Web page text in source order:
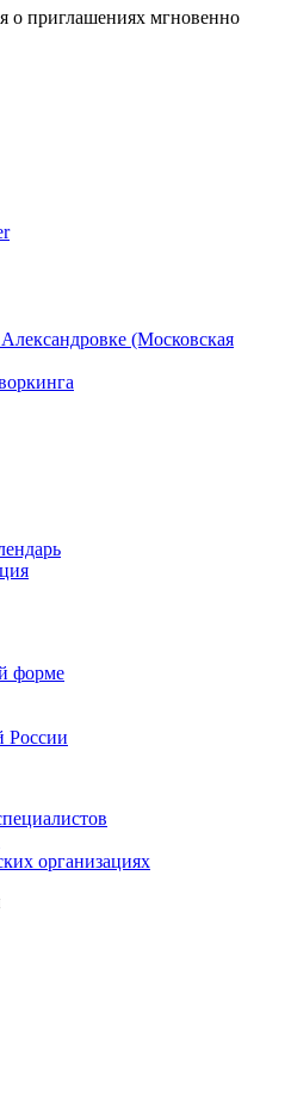
о приглашениях мгновенно
(Московская
форме
России
организациях